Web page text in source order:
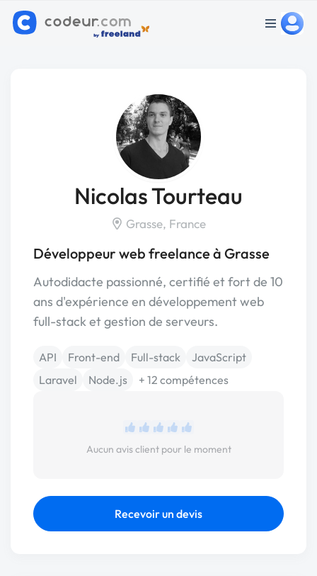
Nicolas Tourteau
Grasse, France
Développeur web freelance à Grasse
Autodidacte passionné, certifié et fort de 10
ans d'expérience en développement web
full-stack et gestion de serveurs.
API Front-end Full-stack
JavaScript
Laravel
Node.js + 12 compétences
Aucun avis client pour le moment
Recevoir un devis